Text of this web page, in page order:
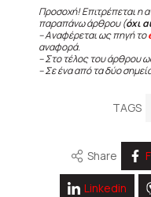
Προσοχή! Επιτρέπεται η
παραπάνω άρθρου (όχι
– Αναφέρεται ως πηγή το
αναφορά.
– Στο τέλος του άρθρου
– Σε ένα από τα δύο
TAGS
Share
Linkedin